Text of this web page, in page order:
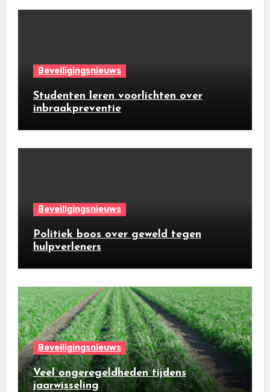
Beveiligingsnieuws
Studenten leren voorlichten over
inbraakpreventie
Beveiligingsnieuws
Politiek boos over geweld tegen
hulpverleners
Beveiligingsnieuws
Veel ongeregeldheden tijdens
jaarwisseling